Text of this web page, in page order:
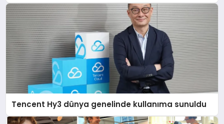
Tencent Hy3 dünya genelinde kullanıma sunuldu